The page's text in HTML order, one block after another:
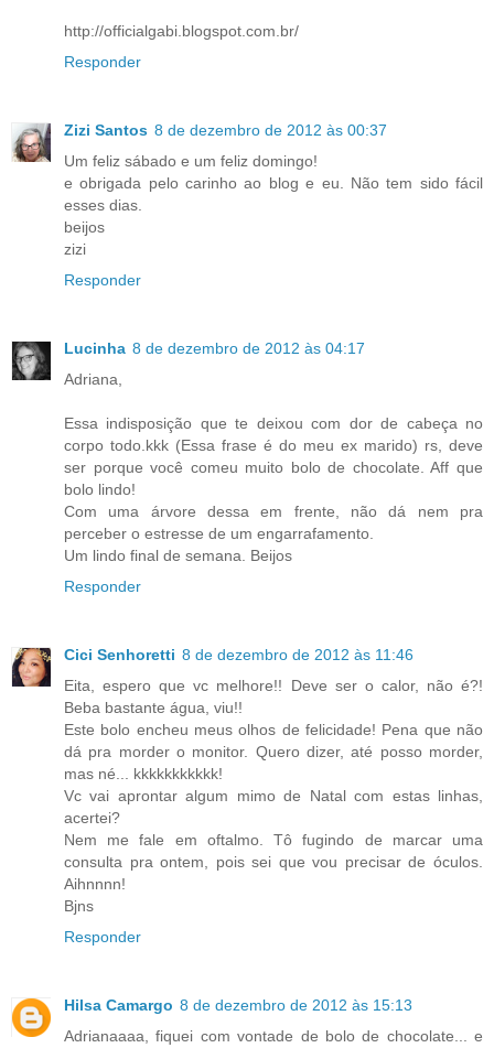
http://officialgabi.blogspot.com.br/
Responder
Zizi Santos 8 de dezembro de 2012 às 00:37
Um feliz sábado e um feliz domingo!
e obrigada pelo carinho ao blog e eu. Não tem sido fácil
esses dias.
beijos
zizi
Responder
Lucinha 8 de dezembro de 2012 às 04:17
Adriana,
Essa indisposição que te deixou com dor de cabeça no
corpo todo.kkk (Essa frase é do meu ex marido) rs, deve
ser porque você comeu muito bolo de chocolate. Aff que
bolo lindo!
Com uma árvore dessa em frente, não dá nem pra
perceber o estresse de um engarrafamento.
Um lindo final de semana. Beijos
Responder
Cici Senhoretti 8 de dezembro de 2012 às 11:46
Eita, espero que vc melhore!! Deve ser o calor, não é?!
Beba bastante água, viu!!
Este bolo encheu meus olhos de felicidade! Pena que não
dá pra morder o monitor. Quero dizer, até posso morder,
mas né... kkkkkkkkkkk!
Vc vai aprontar algum mimo de Natal com estas linhas,
acertei?
Nem me fale em oftalmo. Tô fugindo de marcar uma
consulta pra ontem, pois sei que vou precisar de óculos.
Aihnnnn!
Bjns
Responder
Hilsa Camargo 8 de dezembro de 2012 às 15:13
Adrianaaaa, fiquei com vontade de bolo de chocolate... e